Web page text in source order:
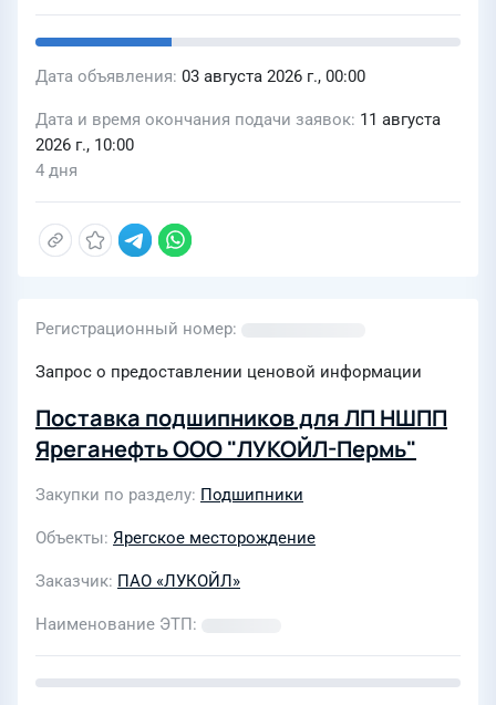
Дата объявления 03 августа 2026 г., 00:00
Дата и время окончания подачи заявок 11 августа
2026 г., 10:00
4 дня
Регистрационный номер
Запрос о предоставлении ценовой информации
Поставка подшипников для ЛП НШПП
Яреганефть ООО "ЛУКОЙЛ-Пермь"
Закупки по разделу Подшипники
Объекты Ярегское месторождение
Заказчик ПАО «ЛУКОЙЛ»
Наименование ЭТП